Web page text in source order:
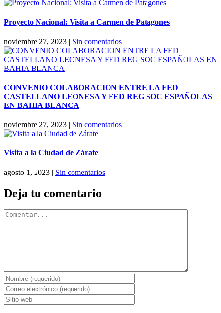
Proyecto Nacional: Visita a Carmen de Patagones
noviembre 27, 2023 | Sin comentarios
CONVENIO COLABORACION ENTRE LA FED
CASTELLANO LEONESA Y FED REG SOC ESPAÑOLAS
EN BAHIA BLANCA
noviembre 27, 2023 | Sin comentarios
Visita a la Ciudad de Zárate
agosto 1, 2023 | Sin comentarios
Deja tu comentario
Comentar